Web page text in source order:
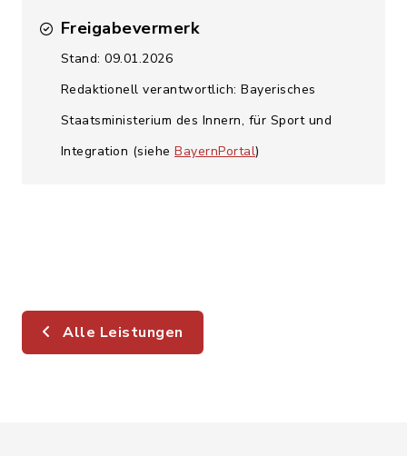
Freigabevermerk
Stand: 09.01.2026
Redaktionell verantwortlich: Bayerisches
Staatsministerium des Innern, für Sport und
Integration (siehe BayernPortal)
Alle Leistungen